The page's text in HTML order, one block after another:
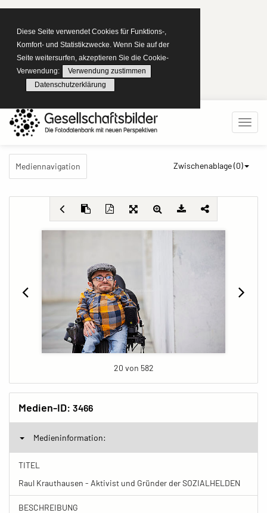
Diese Seite verwendet Cookies für Funktions-,
Komfort- und Statistikzwecke. Wenn Sie auf der
Seite weitersurfen, akzeptieren Sie die Cookie-
Verwendung:
Verwendung zustimmen
Datenschutzerklärung
Mediennavigation Zwischenablage (0)
20 von 582
Medien-ID: 3466
Medieninformation:
TITEL
Raul Krauthausen - Aktivist und Gründer der SOZIALHELDEN
BESCHREIBUNG